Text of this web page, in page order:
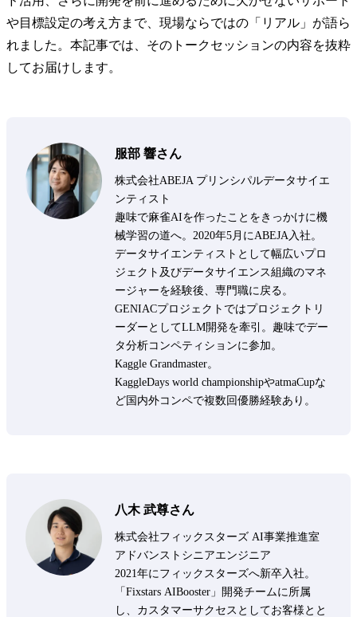
や目標設定の考え方まで、現場ならではの「リアル」が語ら
れました。本記事では、そのトークセッションの内容を抜粋
してお届けします。
服部 響さん
株式会社ABEJA プリンシパルデータサイエ
ンティスト
趣味で麻雀AIを作ったことをきっかけに機
械学習の道へ。2020年5月にABEJA入社。
データサイエンティストとして幅広いプロ
ジェクト及びデータサイエンス組織のマネ
ージャーを経験後、専門職に戻る。
GENIACプロジェクトではプロジェクトリ
ーダーとしてLLM開発を牽引。趣味でデー
タ分析コンペティションに参加。
Kaggle Grandmaster。
KaggleDays world championshipやatmaCupな
ど国内外コンペで複数回優勝経験あり。
八木 武尊さん
株式会社フィックスターズ AI事業推進室
アドバンストシニアエンジニア
2021年にフィックスターズへ新卒入社。
「Fixstars AIBooster」開発チームに所属
し、カスタマーサクセスとしてお客様とと